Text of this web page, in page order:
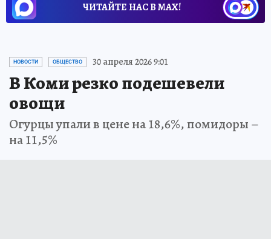
ЧИТАЙТЕ НАС В МАХ!
НОВОСТИ ОБЩЕСТВО 30 апреля 2026 9:01
В Коми резко подешевели
овощи
Огурцы упали в цене на 18,6%, помидоры –
на 11,5%